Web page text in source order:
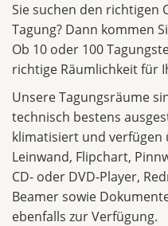
Sie suchen den richtigen
Tagung? Dann kommen
Ob 10 oder 100
richtige Räumlichkeit für
Unsere Tagungsräume
technisch bestens
klimatisiert und verfügen
Leinwand, Flipchart,
CD- oder DVD-Player,
Beamer sowie
ebenfalls zur Verfügung.